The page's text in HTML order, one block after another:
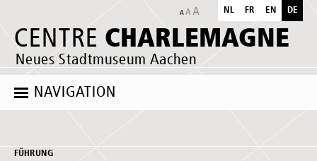
CENTRE CHARLEMAGNE
Neues Stadtmuseum Aachen
NL FR EN DE
NAVIGATION
FÜHRUNG